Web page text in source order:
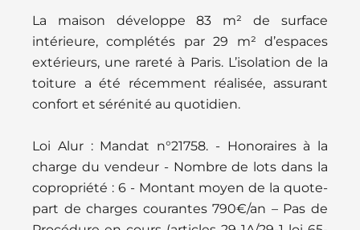
La maison développe 83 m² de surface
intérieure, complétés par 29 m² d’espaces
extérieurs, une rareté à Paris. L’isolation de la
toiture a été récemment réalisée, assurant
confort et sérénité au quotidien.
Loi Alur : Mandat n°21758. - Honoraires à la
charge du vendeur - Nombre de lots dans la
copropriété : 6 - Montant moyen de la quote-
part de charges courantes 790€/an – Pas de